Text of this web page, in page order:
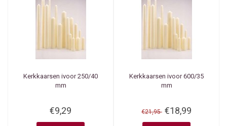
Kerkkaarsen ivoor 250/40
mm
€9,29
Kerkkaarsen ivoor 600/35
mm
€21,95 €18,99